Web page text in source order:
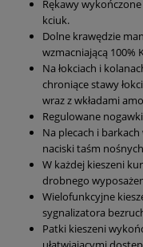
Rękawy
kciuk.
Dolne krawędzie
wzmacniającą 100%
Na łokciach i
chroniące stawy
wraz z wkładami
Regulowane
Na plecach i
naciski taśm
W każdej kieszeni
drobnego
Wielofunkcyjne
sygnalizatora
Patki kieszeni